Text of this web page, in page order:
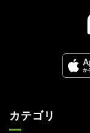
カテゴリ